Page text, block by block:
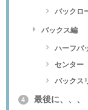
バックロ
バックス編
ハーフバ
センター
バックス
4 最後に、、、